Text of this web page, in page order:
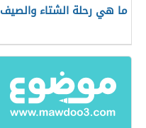
ما هي رحلة الشتاء والصيف